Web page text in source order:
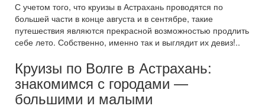
С учетом того, что круизы в Астрахань проводятся по
большей части в конце августа и в сентябре, такие
путешествия являются прекрасной возможностью продлить
себе лето. Собственно, именно так и выглядит их девиз!..
Круизы по Волге в Астрахань:
знакомимся с городами —
большими и малыми